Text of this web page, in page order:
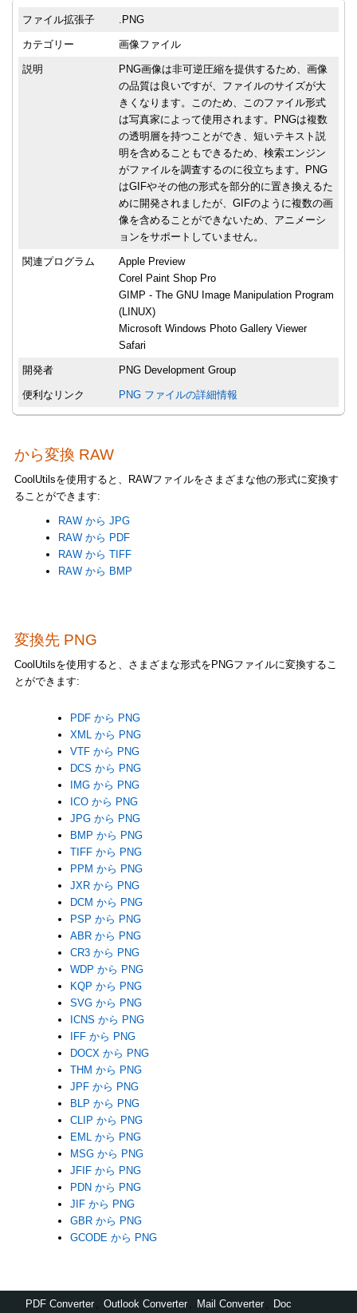
ファイル拡張子 .PNG
カテゴリー 画像ファイル
説明
PNG画像は非可逆圧縮を提供するため、画像
の品質は良いですが、ファイルのサイズが大
きくなります。このため、このファイル形式
は写真家によって使用されます。PNGは複数
の透明層を持つことができ、短いテキスト説
明を含めることもできるため、検索エンジン
がファイルを調査するのに役立ちます。PNG
はGIFやその他の形式を部分的に置き換えるた
めに開発されましたが、GIFのように複数の画
像を含めることができないため、アニメーシ
ョンをサポートしていません。
関連プログラム
Apple Preview
Corel Paint Shop Pro
GIMP - The GNU Image Manipulation Program
(LINUX)
Microsoft Windows Photo Gallery Viewer
Safari
開発者 PNG Development Group
便利なリンク PNG ファイルの詳細情報
から変換 RAW
CoolUtilsを使用すると、RAWファイルをさまざまな他の形式に変換す
ることができます:
RAW から JPG
RAW から PDF
RAW から TIFF
RAW から BMP
変換先 PNG
CoolUtilsを使用すると、さまざまな形式をPNGファイルに変換するこ
とができます:
PDF から PNG
XML から PNG
VTF から PNG
DCS から PNG
IMG から PNG
ICO から PNG
JPG から PNG
BMP から PNG
TIFF から PNG
PPM から PNG
JXR から PNG
DCM から PNG
PSP から PNG
ABR から PNG
CR3 から PNG
WDP から PNG
KQP から PNG
SVG から PNG
ICNS から PNG
IFF から PNG
DOCX から PNG
THM から PNG
JPF から PNG
BLP から PNG
CLIP から PNG
EML から PNG
MSG から PNG
JFIF から PNG
PDN から PNG
JIF から PNG
GBR から PNG
GCODE から PNG
PDF Converter Outlook Converter Mail Converter Doc